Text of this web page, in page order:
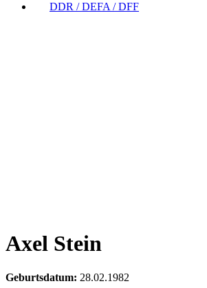
DDR / DEFA / DFF
Axel Stein
Geburtsdatum: 28.02.1982